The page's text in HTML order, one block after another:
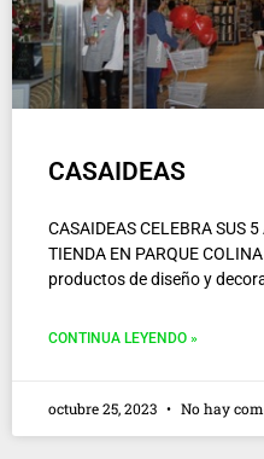
CASAIDEAS
CASAIDEAS CELEBRA SUS
TIENDA EN PARQUE
productos de diseño y
CONTINUA LEYENDO »
octubre 25, 2023 No hay